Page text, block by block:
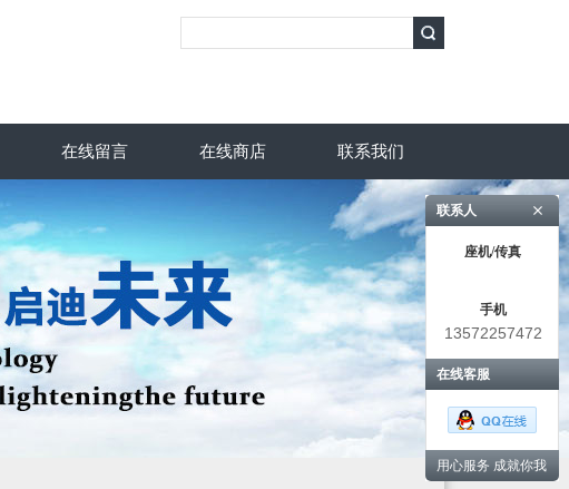
在线留言 在线商店 联系我们
联系人
座机/传真
手机
13572257472
在线客服
用心服务 成就你我